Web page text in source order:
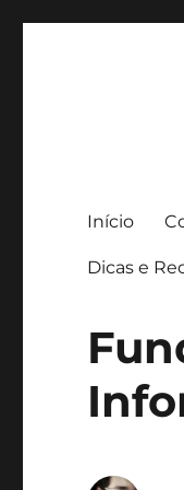
Prof.
Início
Dicas e